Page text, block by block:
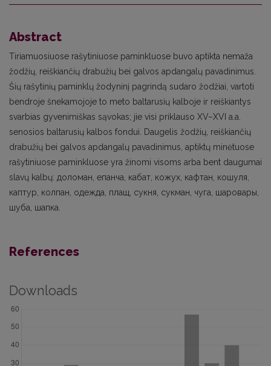
Abstract
Tiriamuosiuose rašytiniuose paminkluose buvo aptikta nemaža
žodžių, reiškiančių drabužių bei galvos apdangalų pavadinimus.
Šių rašytinių paminklų žodyninį pagrindą sudaro žodžiai, vartoti
bendroje šnekamojoje to meto baltarusių kalboje ir reiškiantys
svarbias gyvenimiškas sąvokas; jie visi priklauso XV–XVI a.a.
senosios baltarusių kalbos fondui. Daugelis žodžių, reiškiančių
drabužių bei galvos apdangalų pavadinimus, aptiktų minėtuose
rašytiniuose paminkluose yra žinomi visoms arba bent daugumai
slavų kalbų: доломан, епанча, кабат, кожух, кафтан, кошуля,
каптур, колпан, одежда, плащ, сукня, сукман, чуга, шаровары,
шуба, шапка.
References
Downloads